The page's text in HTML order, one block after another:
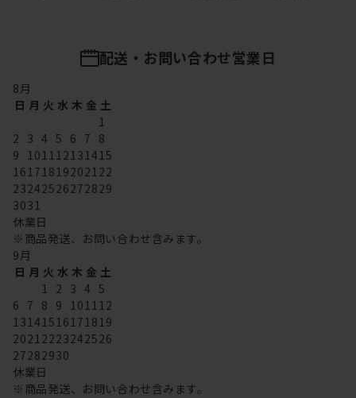
配送・お問い合わせ営業日
8月
日 月 火 水 木 金 土
1
2 3 4 5 6 7 8
9 101112131415
16171819202122
23242526272829
3031
休業日
※商品発送、お問い合わせ含みます。
9月
日 月 火 水 木 金 土
1 2 3 4 5
6 7 8 9 101112
13141516171819
20212223242526
27282930
休業日
※商品発送、お問い合わせ含みます。